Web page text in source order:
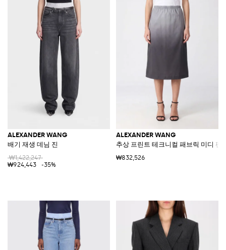
ALEXANDER WANG
배기 재생 데님 진
₩1,422,247
₩924,443
-35%
ALEXANDER WANG
추상 프린트 테크니컬 패브릭 미디 펜
₩832,526